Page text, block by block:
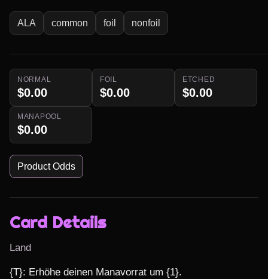
ALA common foil nonfoil
NORMAL
$0.00
FOIL
$0.00
ETCHED
$0.00
MANAPOOL
$0.00
Product Odds
Card Details
Land
{T}: Erhöhe deinen Manavorrat um {1}.